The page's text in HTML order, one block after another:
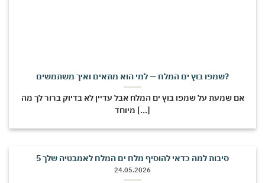
שמפו בוץ ים המלח — למי הוא מתאים ואיך משתמשים?
אם שמעת על שמפו בוץ ים המלח אבל עדיין לא בדיוק ברור לך מה
מיוחד [...]
5 סיבות למה כדאי להוסיף מלח ים המלח לאמבטיה שלך
24.05.2026